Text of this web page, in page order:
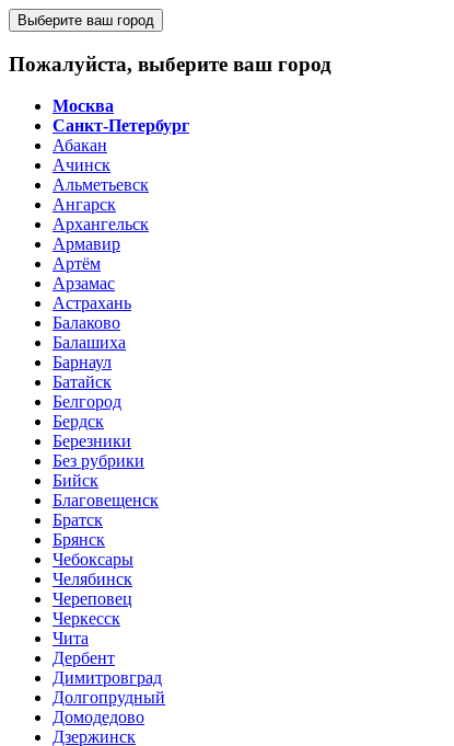
Выберите ваш город
Пожалуйста, выберите ваш город
Москва
Санкт-Петербург
Абакан
Ачинск
Альметьевск
Ангарск
Архангельск
Армавир
Артём
Арзамас
Астрахань
Балаково
Балашиха
Барнаул
Батайск
Белгород
Бердск
Березники
Без рубрики
Бийск
Благовещенск
Братск
Брянск
Чебоксары
Челябинск
Череповец
Черкесск
Чита
Дербент
Димитровград
Долгопрудный
Домодедово
Дзержинск